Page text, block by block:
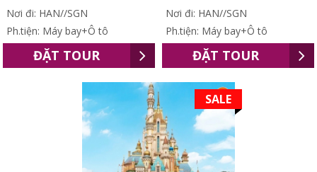
Nơi đi: HAN//SGN
Ph.tiện: Máy bay+Ô tô
ĐẶT TOUR
Nơi đi: HAN//SGN
Ph.tiện: Máy bay+Ô tô
ĐẶT TOUR
SALE